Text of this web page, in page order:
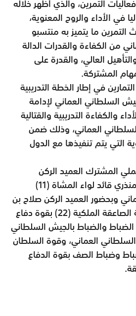
في الأداء والروح المعنوية،
ما يتميز به منتسبو
من الكفاءة والقدرات الدالة
العالي، والقدرة على
المشتركة.
في إطار الخطة التدريبية
السلطاني العماني لإدامة
والكفاءة التدريبية والقتالية
العماني، وذلك ضمن
التي يتم تنفيذها مع الدول
المشترك العميد الركن
عبدالعزيز بن عبدالله المنذري قائد لواء المشاة (11)
وبحضور العميد الركن صلاح بن
علي السادة قائد كتيبة الصاعقة الملكية (22) بقوة دفاع
الضباط والضباط بالجيش السلطاني
العماني، وقوة السلطان
وضباط الصف بقوة الدفاع